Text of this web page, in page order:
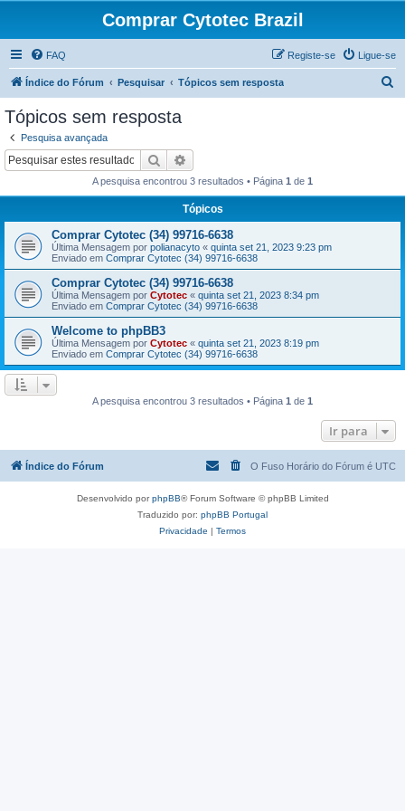
Comprar Cytotec Brazil
FAQ Ligue-se
Registe-se
Índice do Fórum Pesquisar Tópicos sem resposta
Tópicos sem resposta
Pesquisa avançada
Pesquisar
A pesquisa encontrou 3 resultados • Página 1 de 1
Tópicos
Comprar Cytotec (34) 99716-6638
Última Mensagem por polianacyto « quinta set 21, 2023 9:23 pm
Enviado em Comprar Cytotec (34) 99716-6638
Comprar Cytotec (34) 99716-6638
Última Mensagem por Cytotec « quinta set 21, 2023 8:34 pm
Enviado em Comprar Cytotec (34) 99716-6638
Welcome to phpBB3
Última Mensagem por Cytotec « quinta set 21, 2023 8:19 pm
Enviado em Comprar Cytotec (34) 99716-6638
A pesquisa encontrou 3 resultados • Página 1 de 1
Ir para
Índice do Fórum O Fuso Horário do Fórum é UTC
Desenvolvido porphpBB® Forum Software © phpBB Limited
Traduzido por: phpBB Portugal
Privacidade | Termos